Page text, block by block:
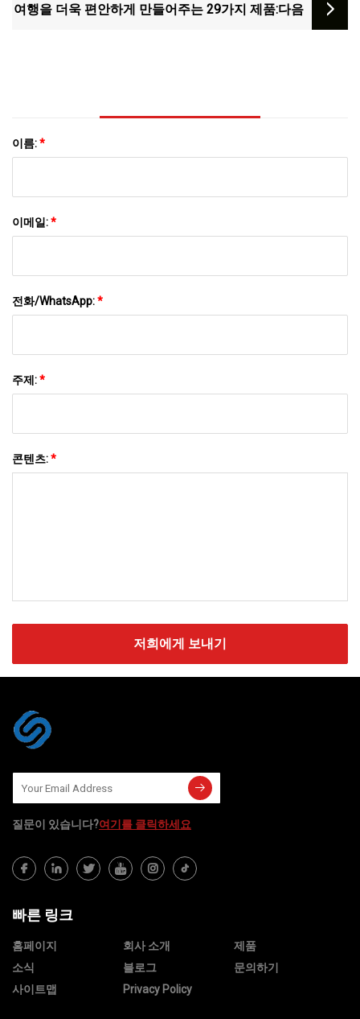
여행을 더욱 편안하게 만들어주는 29가지 제품:다음
이름:*
이메일:*
전화/WhatsApp:*
주제:*
콘텐츠:*
저희에게 보내기
질문이 있습니다?여기를 클릭하세요
빠른 링크
홈페이지 회사 소개
제품
소식
블로그
문의하기
사이트맵
Privacy Policy